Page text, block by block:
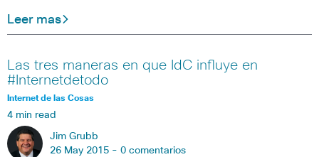
Leer mas
Las tres maneras en que IdC influye en
#Internetdetodo
Internet de las Cosas
4 min read
Jim Grubb
26 May 2015 - 0 comentarios